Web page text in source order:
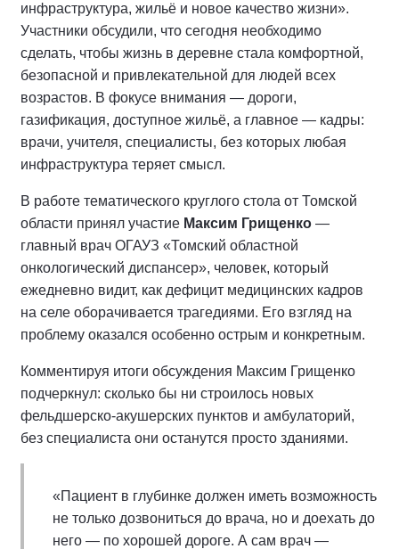
инфраструктура, жильё и новое качество жизни».
Участники обсудили, что сегодня необходимо
сделать, чтобы жизнь в деревне стала комфортной,
безопасной и привлекательной для людей всех
возрастов. В фокусе внимания — дороги,
газификация, доступное жильё, а главное — кадры:
врачи, учителя, специалисты, без которых любая
инфраструктура теряет смысл.
В работе тематического круглого стола от Томской
области принял участие Максим Грищенко —
главный врач ОГАУЗ «Томский областной
онкологический диспансер», человек, который
ежедневно видит, как дефицит медицинских кадров
на селе оборачивается трагедиями. Его взгляд на
проблему оказался особенно острым и конкретным.
Комментируя итоги обсуждения Максим Грищенко
подчеркнул: сколько бы ни строилось новых
фельдшерско-акушерских пунктов и амбулаторий,
без специалиста они останутся просто зданиями.
«Пациент в глубинке должен иметь возможность
не только дозвониться до врача, но и доехать до
него — по хорошей дороге. А сам врач —